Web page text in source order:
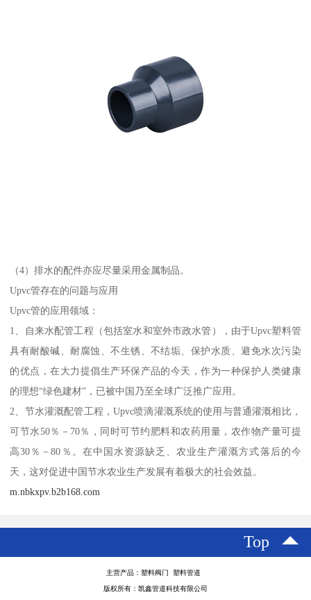
（4）排水的配件亦应尽量采用金属制品。
Upvc管存在的问题与应用
Upvc管的应用领域：
1、自来水配管工程（包括室水和室外市政水管），由于Upvc塑料管
具有耐酸碱、耐腐蚀、不生锈、不结垢、保护水质、避免水次污染
的优点，在大力提倡生产环保产品的今天，作为一种保护人类健康
的理想“绿色建材”，已被中国乃至全球广泛推广应用。
2、节水灌溉配管工程，Upvc喷滴灌溉系统的使用与普通灌溉相比，
可节水50％－70％，同时可节约肥料和农药用量，农作物产量可提
高30％－80％。在中国水资源缺乏、农业生产灌溉方式落后的今
天，这对促进中国节水农业生产发展有着极大的社会效益。
m.nbkxpv.b2b168.com
Top
主营产品：塑料阀门 塑料管道
版权所有：凯鑫管道科技有限公司